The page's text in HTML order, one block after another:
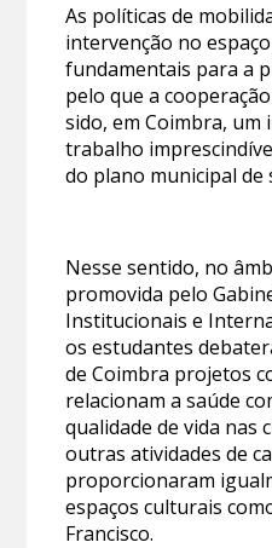
As políticas de
intervenção no
fundamentais para a
pelo que a
sido, em Coimbra,
trabalho
do plano municipal de
Nesse sentido, no
promovida pelo
Institucionais e
os estudantes
de Coimbra projetos
relacionam a saúde
qualidade de vida nas
outras atividades de
proporcionaram
espaços culturais
Francisco.